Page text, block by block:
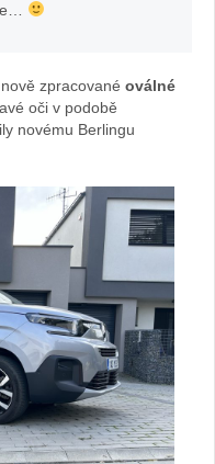
zpracované oválné
oči v podobě
novému Berlingu